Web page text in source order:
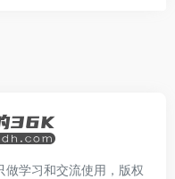
做学习和交流使用，版权